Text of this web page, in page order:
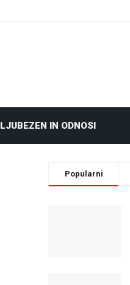
LJUBEZEN IN ODNOSI
Popularni